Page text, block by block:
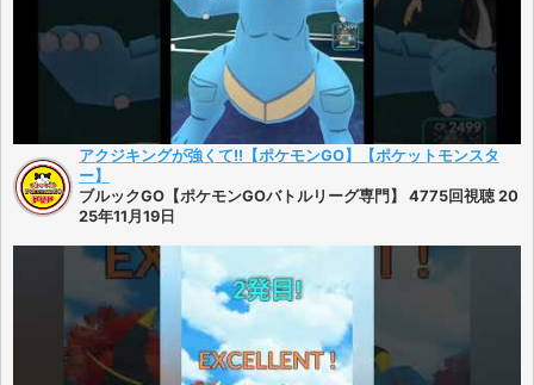
アクジキングが強くて!!【ポケモンGO】【ポケットモンスタ
ー】
ブルックGO【ポケモンGOバトルリーグ専門】 4775回視聴 20
25年11月19日